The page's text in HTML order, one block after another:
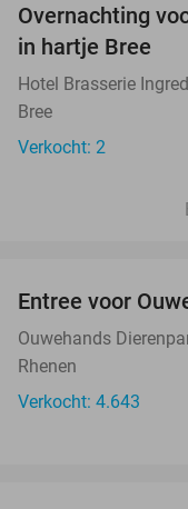
TODAY
Overnachting
in hartje Bree
Hotel Brasserie
Bree
Verkocht: 2
Entree voor
Ouwehands
Rhenen
Verkocht: 4.643